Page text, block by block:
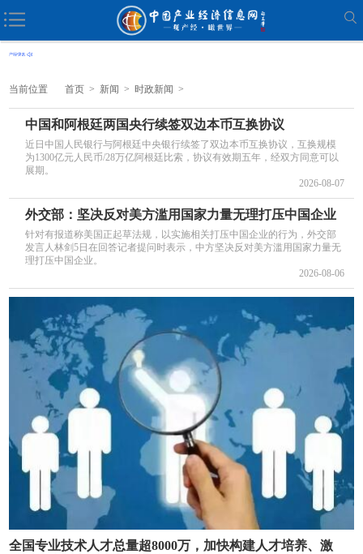
当前位置 首页 > 新闻 > 时政新闻 >
中国和阿根廷两国央行续签双边本币互换协议
近日中国人民银行与阿根廷中央银行续签了双边本币互换协议，互换规模
为1300亿元人民币/28万亿阿根廷比索，协议有效期五年，经双方同意可以
展期。
2026-08-07
外交部：坚决反对美方滥用国家力量无理打压中国企业
针对有报道称美国正起草法规，以实施相关打压中国企业的行为，外交部
发言人林剑5日在回答记者提问时表示，中方坚决反对美方滥用国家力量无
理打压中国企业。
2026-08-06
全国专业技术人才总量超8000万，加快构建人才培养、激